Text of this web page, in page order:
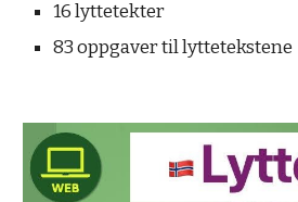
16 lyttetekter
83 oppgaver til lyttetekstene